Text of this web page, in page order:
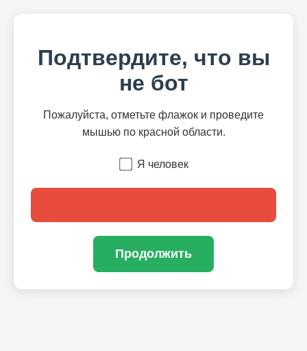
Подтвердите, что вы
не бот
Пожалуйста, отметьте флажок и проведите
мышью по красной области.
Я человек
Продолжить